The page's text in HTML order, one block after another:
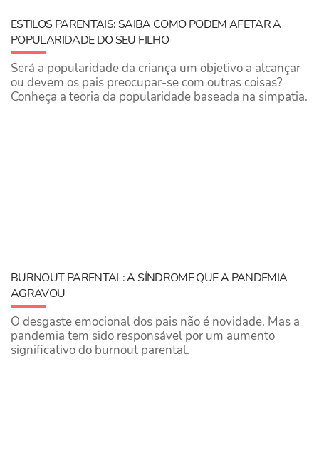
ESTILOS PARENTAIS: SAIBA COMO PODEM AFETAR A
POPULARIDADE DO SEU FILHO
Será a popularidade da criança um objetivo a alcançar
ou devem os pais preocupar-se com outras coisas?
Conheça a teoria da popularidade baseada na simpatia.
BURNOUT PARENTAL: A SÍNDROME QUE A PANDEMIA
AGRAVOU
O desgaste emocional dos pais não é novidade. Mas a
pandemia tem sido responsável por um aumento
significativo do burnout parental.